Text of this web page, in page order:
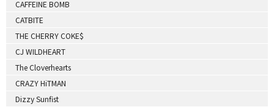
CAFFEINE BOMB
CATBITE
THE CHERRY COKE$
CJ WILDHEART
The Cloverhearts
CRAZY HiTMAN
Dizzy Sunfist